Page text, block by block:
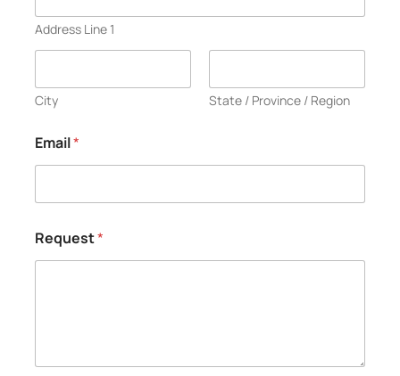
Address Line 1
City State / Province / Region
Email*
Request*